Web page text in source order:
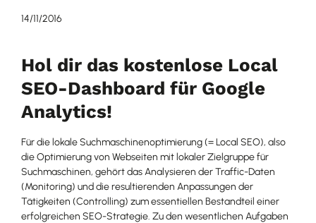
14/11/2016
Hol dir das kostenlose Local
SEO-Dashboard für Google
Analytics!
Für die lokale Suchmaschinenoptimierung (= Local SEO), also
die Optimierung von Webseiten mit lokaler Zielgruppe für
Suchmaschinen, gehört das Analysieren der Traffic-Daten
(Monitoring) und die resultierenden Anpassungen der
Tätigkeiten (Controlling) zum essentiellen Bestandteil einer
erfolgreichen SEO-Strategie. Zu den wesentlichen Aufgaben